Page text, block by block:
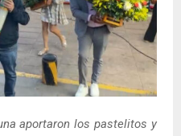
aportaron los pastelitos y